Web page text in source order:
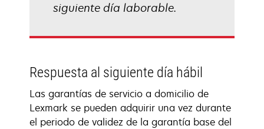
siguiente día laborable.
Respuesta al siguiente día hábil
Las garantías de servicio a domicilio de
Lexmark se pueden adquirir una vez durante
el periodo de validez de la garantía base del